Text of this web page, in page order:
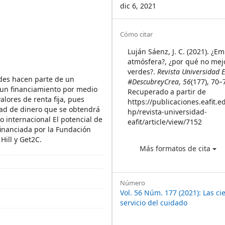
hacen parte de un
financiamiento por medio
de renta fija, pues
de dinero que se obtendrá
internacional El potencial de
por la Fundación
y Get2C.
dic 6, 2021
Article
Details
Cómo citar
Luján Sáenz, J. C. (2021).
atmósfera?, ¿por qué no
verdes?.Revista Universidad
#DescubreyCrea,56(177),
Recuperado a partir de
https://
hp/revista-universidad-
eafit/article/view/7152
Más formatos de cita
Número
Vol. 56 Núm. 177 (2021): Las
servicio del cuidado